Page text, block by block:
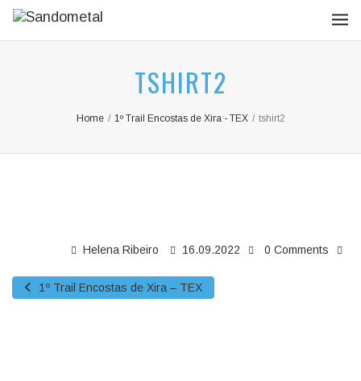
TSHIRT2
Home / 1º Trail Encostas de Xira - TEX / tshirt2
Helena Ribeiro 16.09.2022 0 Comments
1º Trail Encostas de Xira – TEX